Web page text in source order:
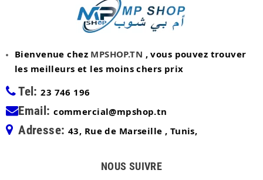
Bienvenue chez MPSHOP.TN , vous pouvez trouver
les meilleurs et les moins chers prix
Tel:23 746 196
Email:commercial@mpshop.tn
Adresse:43, Rue de Marseille , Tunis,
NOUS SUIVRE